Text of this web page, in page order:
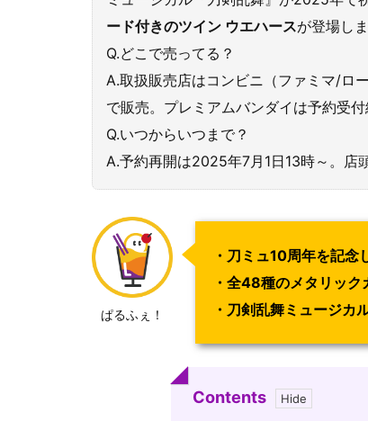
ード付きのツイン ウエハースが登場し
Q.どこで売ってる？
A.取扱販売店はコンビニ（ファミマ/ロ
で販売。プレミアムバンダイは予約受付
Q.いつからいつまで？
A.予約再開は2025年7月1日13時～。店
ぱるふぇ！
・刀ミュ10周年を記念
・全48種のメタリック
・刀剣乱舞ミュージカ
Contents